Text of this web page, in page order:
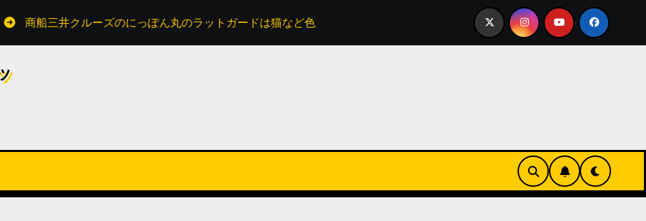
井クルーズのにっぽん丸のラットガードは猫など色々なイラストがペイントされていてユーモアがありましたねラットガ